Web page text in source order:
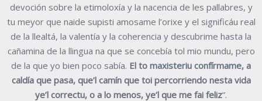
devoción sobre la etimoloxía y la nacencia de les pallabres, y
tu meyor que naide supisti amosame l’orixe y el significáu real
de la llealtá, la valentía y la coherencia y descubrime hasta la
cañamina de la llingua na que se concebía tol mio mundu, pero
de la que yo bien poco sabía. El to maxisteriu confírmame, a
caldía que pasa, que’l camín que toi percorriendo nesta vida
ye’l correctu, o a lo menos, ye’l que me fai feliz”.